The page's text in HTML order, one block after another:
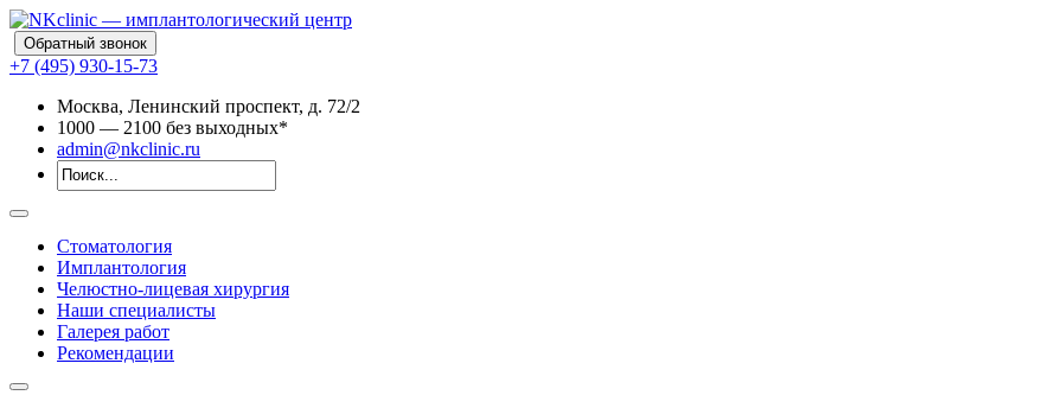
Обратный звонок
+7 (495) 930-15-73
Москва, Ленинский проспект, д. 72/2
1000 — 2100 без выходных*
admin@nkclinic.ru
Стоматология
Имплантология
Челюстно-лицевая хирургия
Наши специалисты
Галерея работ
Рекомендации